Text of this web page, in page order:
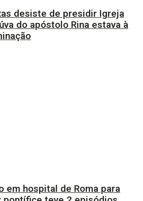
desiste de presidir Igreja
do apóstolo Rina estava à
em hospital de Roma para